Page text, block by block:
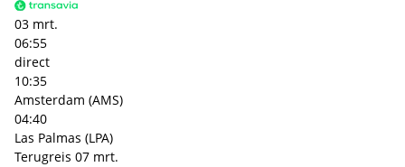
03 mrt.
06:55
direct
10:35
Amsterdam (AMS)
04:40
Las Palmas (LPA)
Terugreis 07 mrt.